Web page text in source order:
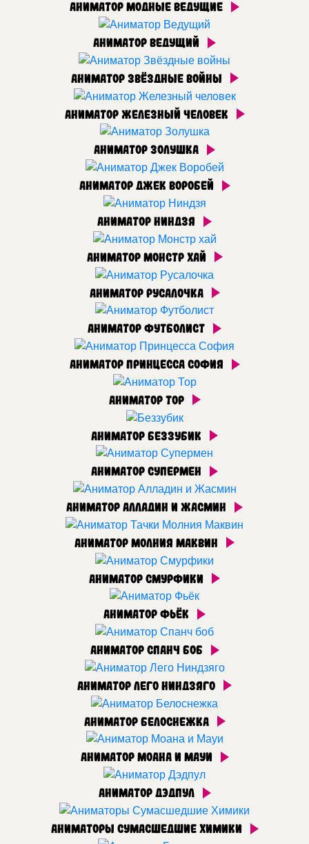
Аниматор Модные ведущие
Аниматор Ведущий
Аниматор Звёздные войны
Аниматор Железный человек
Аниматор Золушка
Аниматор Джек Воробей
Аниматор Ниндзя
Аниматор Монстр хай
Аниматор Русалочка
Аниматор Футболист
Аниматор Принцесса София
Аниматор Тор
Аниматор Беззубик
Аниматор Супермен
Аниматор Алладин и Жасмин
Аниматор Молния Маквин
Аниматор Смурфики
Аниматор Фьёк
Аниматор Спанч боб
Аниматор Лего Ниндзяго
Аниматор Белоснежка
Аниматор Моана и Мауи
Аниматор Дэдпул
Аниматоры Сумасшедшие Химики